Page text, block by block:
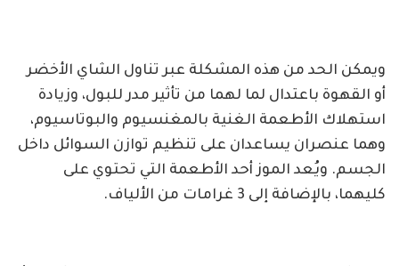
ويمكن الحد من هذه المشكلة عبر تناول الشاي الأخضر
أو القهوة باعتدال لما لهما من تأثير مدر للبول، وزيادة
استهلاك الأطعمة الغنية بالمغنسيوم والبوتاسيوم،
وهما عنصران يساعدان على تنظيم توازن السوائل داخل
الجسم. ويُعد الموز أحد الأطعمة التي تحتوي على
كليهما، بالإضافة إلى 3 غرامات من الألياف.